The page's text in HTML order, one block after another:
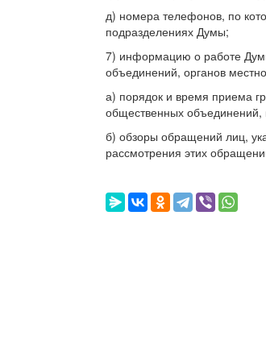
д) номера телефонов, по
подразделениях Думы;
7) информацию о работе
объединений, органов
а) порядок и время приема
общественных объединений,
б) обзоры обращений лиц,
рассмотрения этих